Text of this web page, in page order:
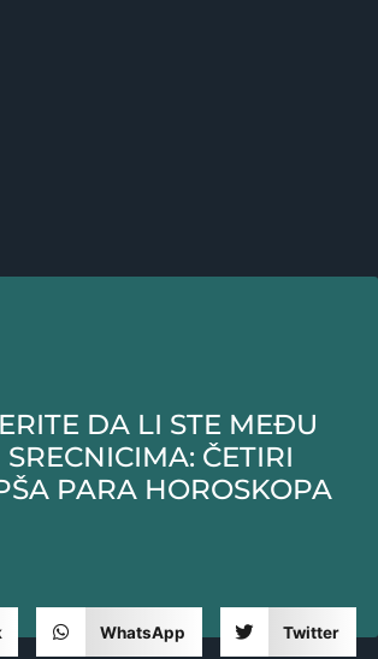
DA LI STE MEĐU
ČETIRI
PARA HOROSKOPA
WhatsApp Twitter